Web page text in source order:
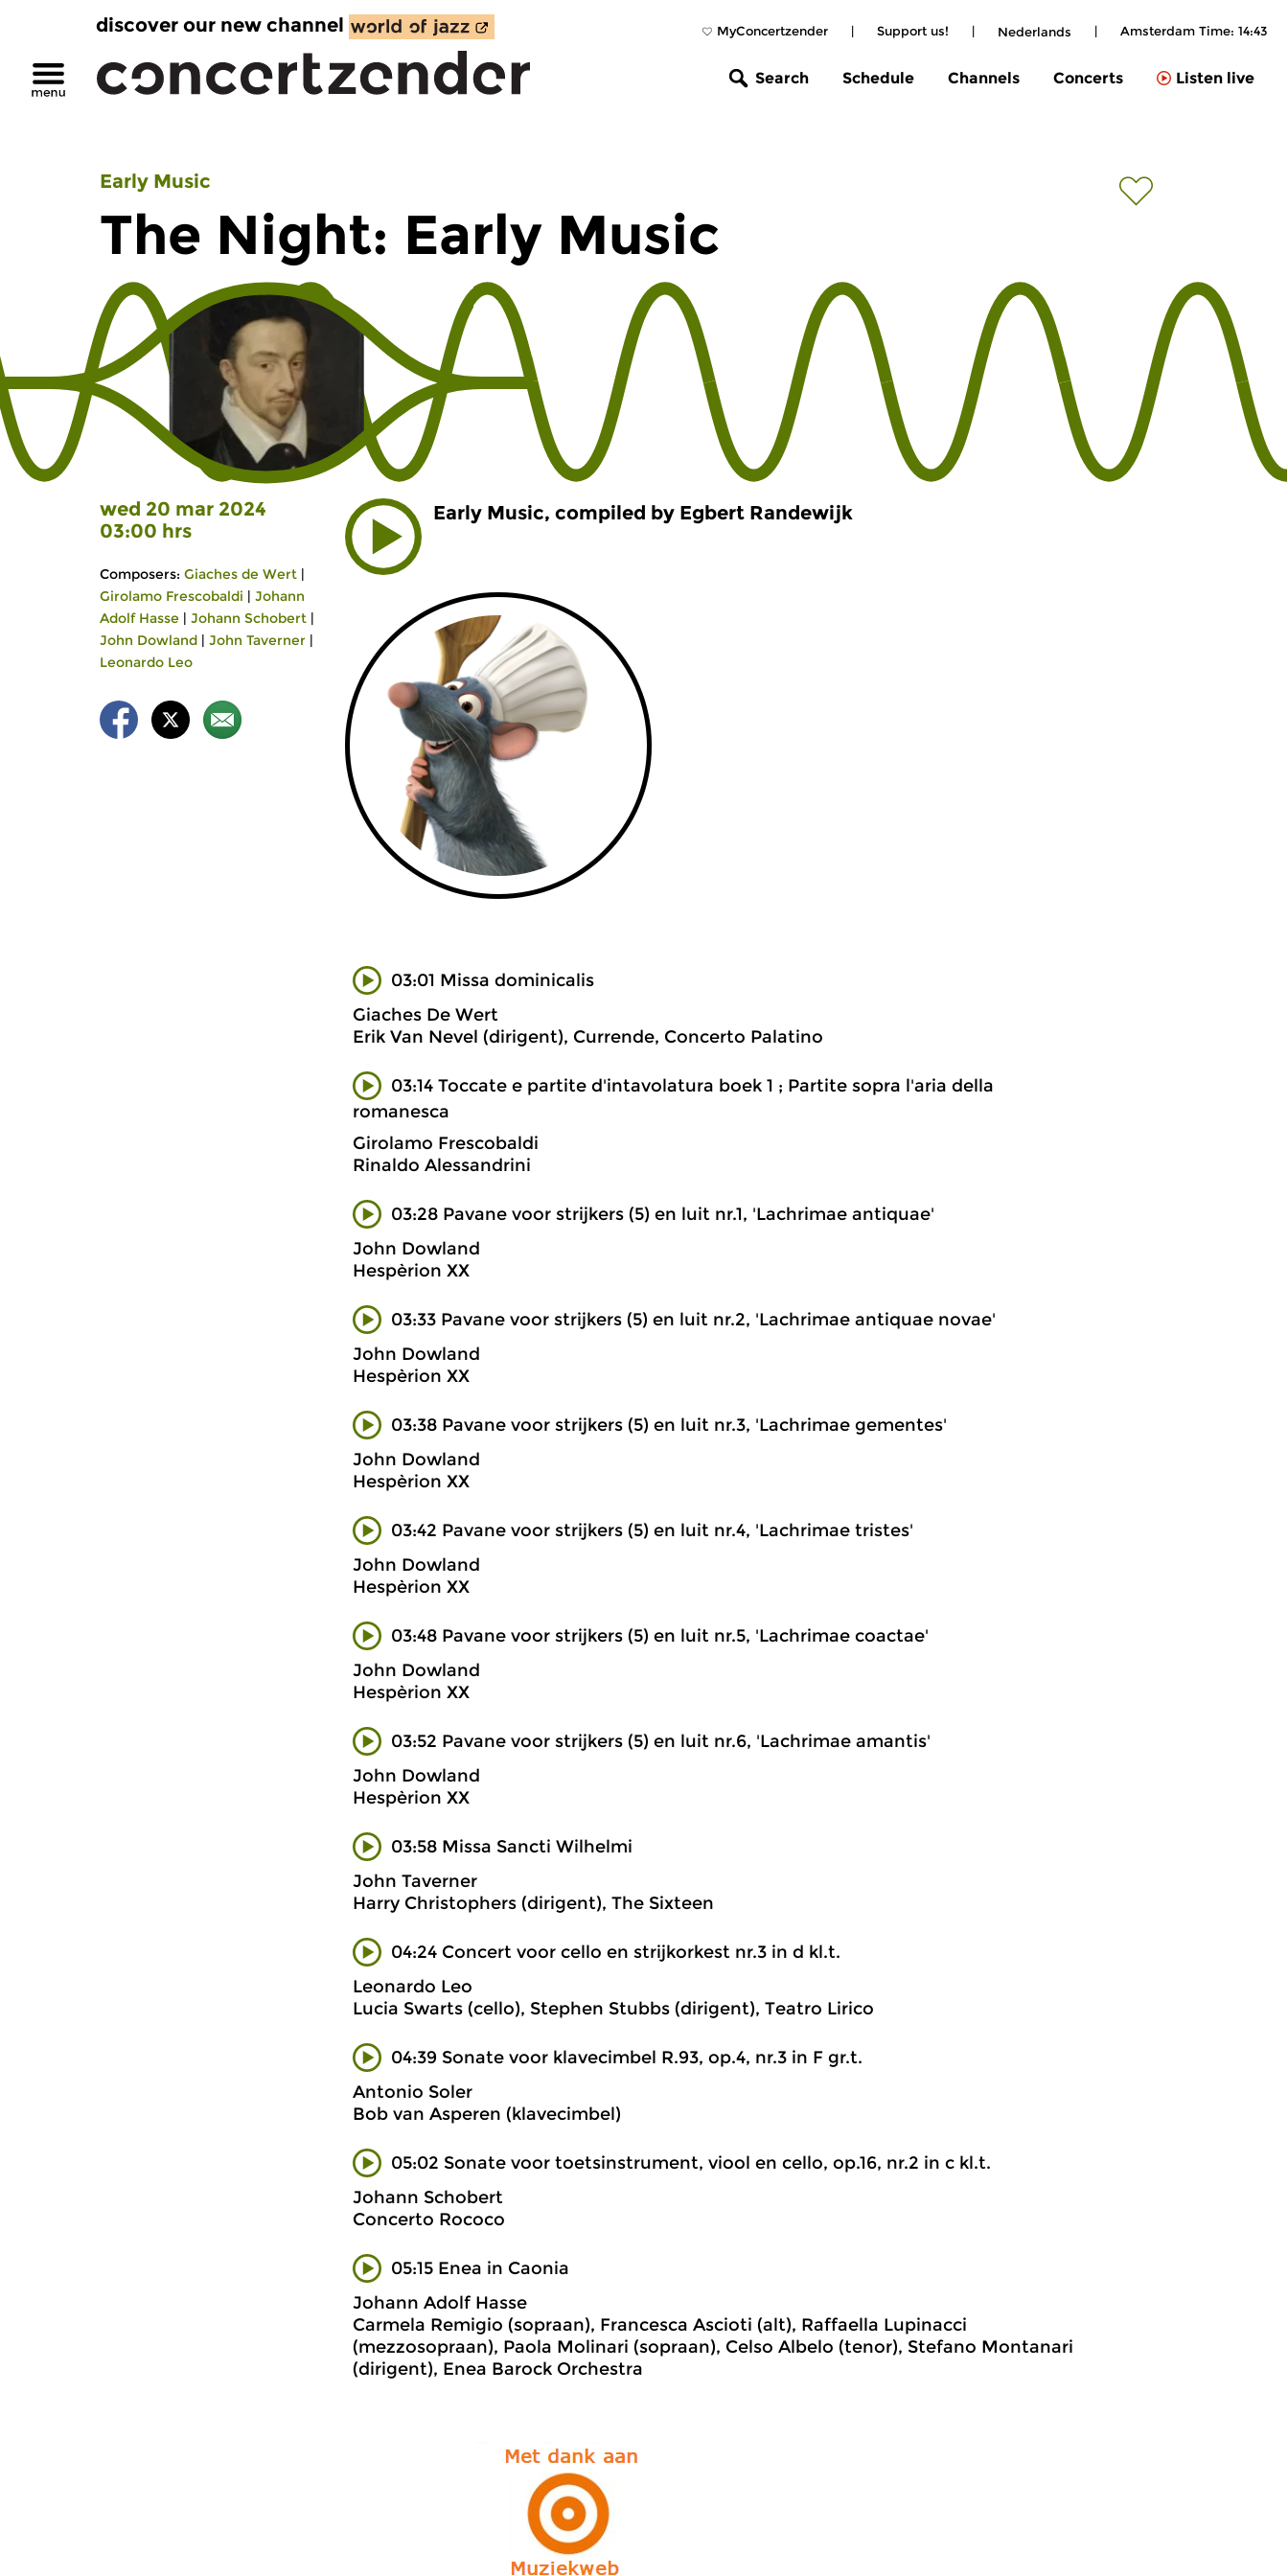
MyConcertzender | Support us! | Nederlands | Amsterdam Time: 14:43
discover our new channel
Search Schedule Channels Concerts Listen live
Early Music
The Night: Early Music
wed 20 mar 2024
03:00 hrs
Composers: Giaches de Wert |
Girolamo Frescobaldi | Johann
Adolf Hasse | Johann Schobert |
John Dowland | John Taverner |
Leonardo Leo
Early Music, compiled by Egbert Randewijk
03:01 Missa dominicalis
Giaches De Wert
Erik Van Nevel (dirigent), Currende, Concerto Palatino
03:14 Toccate e partite d'intavolatura boek 1 ; Partite sopra l'aria della
romanesca
Girolamo Frescobaldi
Rinaldo Alessandrini
03:28 Pavane voor strijkers (5) en luit nr.1, 'Lachrimae antiquae'
John Dowland
Hespèrion XX
03:33 Pavane voor strijkers (5) en luit nr.2, 'Lachrimae antiquae novae'
John Dowland
Hespèrion XX
03:38 Pavane voor strijkers (5) en luit nr.3, 'Lachrimae gementes'
John Dowland
Hespèrion XX
03:42 Pavane voor strijkers (5) en luit nr.4, 'Lachrimae tristes'
John Dowland
Hespèrion XX
03:48 Pavane voor strijkers (5) en luit nr.5, 'Lachrimae coactae'
John Dowland
Hespèrion XX
03:52 Pavane voor strijkers (5) en luit nr.6, 'Lachrimae amantis'
John Dowland
Hespèrion XX
03:58 Missa Sancti Wilhelmi
John Taverner
Harry Christophers (dirigent), The Sixteen
04:24 Concert voor cello en strijkorkest nr.3 in d kl.t.
Leonardo Leo
Lucia Swarts (cello), Stephen Stubbs (dirigent), Teatro Lirico
04:39 Sonate voor klavecimbel R.93, op.4, nr.3 in F gr.t.
Antonio Soler
Bob van Asperen (klavecimbel)
05:02 Sonate voor toetsinstrument, viool en cello, op.16, nr.2 in c kl.t.
Johann Schobert
Concerto Rococo
05:15 Enea in Caonia
Johann Adolf Hasse
Carmela Remigio (sopraan), Francesca Ascioti (alt), Raffaella Lupinacci
(mezzosopraan), Paola Molinari (sopraan), Celso Albelo (tenor), Stefano Montanari
(dirigent), Enea Barock Orchestra